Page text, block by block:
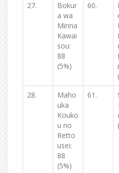
27.
Bokur
a wa
Minna
Kawai
sou:
88
(5%)
60.
28.
Maho
uka
Kouko
u no
Retto
usei:
88
(5%)
61.